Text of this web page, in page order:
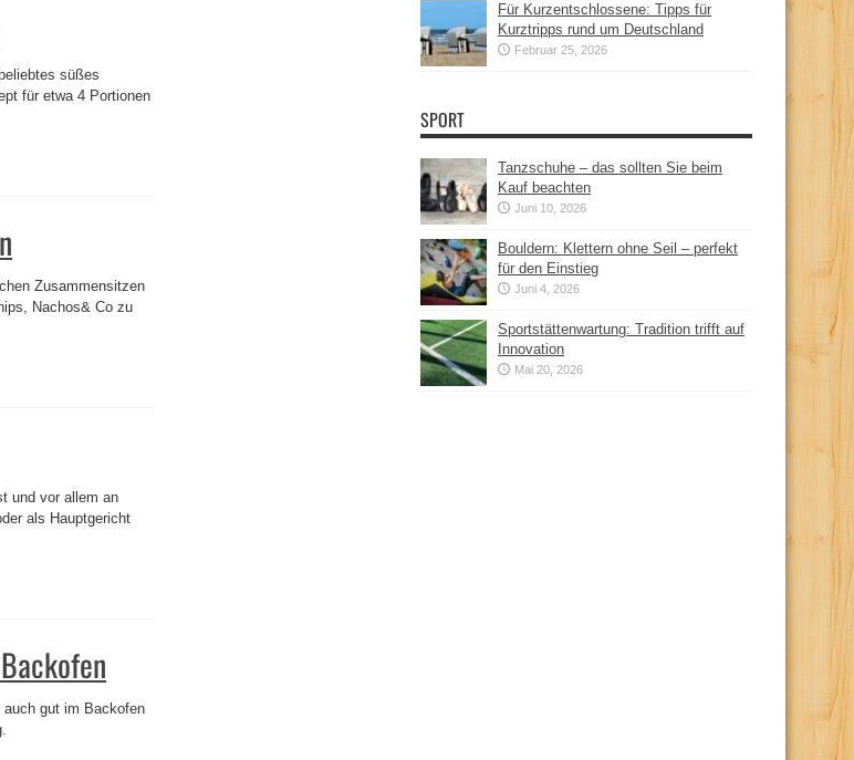
süßes
für etwa 4 Portionen
Zusammensitzen
Nachos& Co zu
und vor allem an
als Hauptgericht
auch gut im Backofen
Für Kurzentschlossene: Tipps für
Kurztripps rund um Deutschland
Februar 25, 2026
SPORT
Tanzschuhe – das sollten Sie beim
Kauf beachten
Juni 10, 2026
Bouldern: Klettern ohne Seil – perfekt
für den Einstieg
Juni 4, 2026
Sportstättenwartung: Tradition trifft auf
Innovation
Mai 20, 2026